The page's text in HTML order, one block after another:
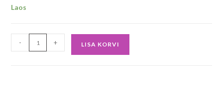
Laos
- + LISA KORVI